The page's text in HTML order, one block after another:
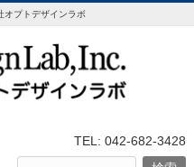
オプトデザインラボ
TEL: 042-682-3428